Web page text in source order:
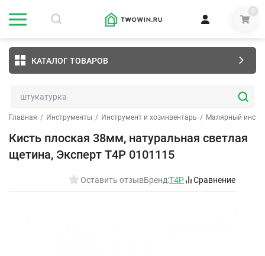
0
КАТАЛОГ ТОВАРОВ
Главная / Инструменты / Инструмент и хозинвентарь / Малярный
Кисть плоская 38мм, натуральная светлая
щетина, Эксперт T4P 0101115
Оставить отзывБренд:T4P Сравнение